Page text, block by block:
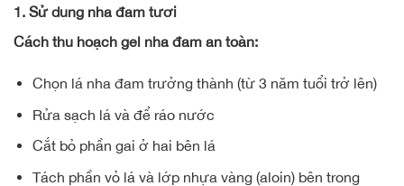
1. Sử dụng nha đam tươi
Cách thu hoạch gel nha đam an toàn:
Chọn lá nha đam trưởng thành (từ 3 năm tuổi trở lên)
Rửa sạch lá và để ráo nước
Cắt bỏ phần gai ở hai bên lá
Tách phần vỏ lá và lớp nhựa vàng (aloin) bên trong